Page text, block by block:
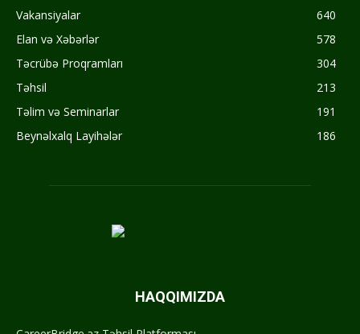
Vakansiyalar
640
Elan və Xəbərlər
578
Təcrübə Proqramları
304
Təhsil
213
Təlim və Seminarlar
191
Beynəlxalq Layihələr
186
HAQQIMIZDA